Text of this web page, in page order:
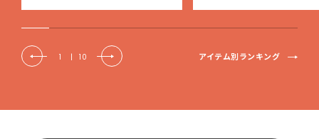
1 | 10 アイテム別ランキング